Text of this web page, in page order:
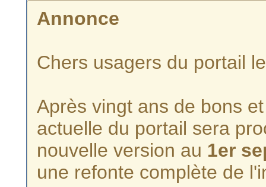
Annonce
Chers usagers du portail
Après vingt ans de bons
actuelle du portail sera
nouvelle version au 1er
une refonte complète de